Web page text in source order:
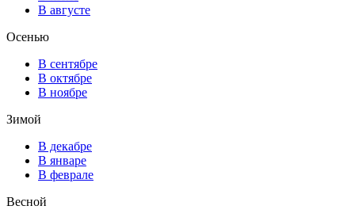
В августе
Осенью
В сентябре
В октябре
В ноябре
Зимой
В декабре
В январе
В феврале
Весной